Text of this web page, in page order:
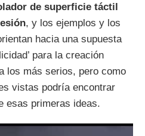
de superficie táctil
, y los ejemplos y los
hacia una supuesta
para la creación
los más serios, pero como
vistas podría encontrar
esas primeras ideas.